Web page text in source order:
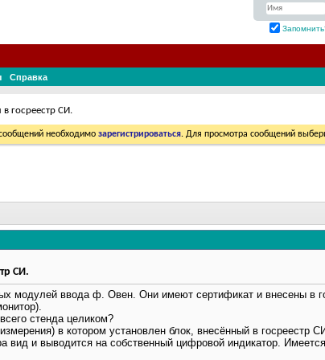
Справка
госреестр СИ.
необходимо зарегистрироваться. Для просмотра сообщений
СИ.
модулей ввода ф. Овен. Они имеют сертификат и внесены в
стенда целиком?
в котором установлен блок, внесённый в госреестр
вид и выводится на собственный цифровой индикатор.